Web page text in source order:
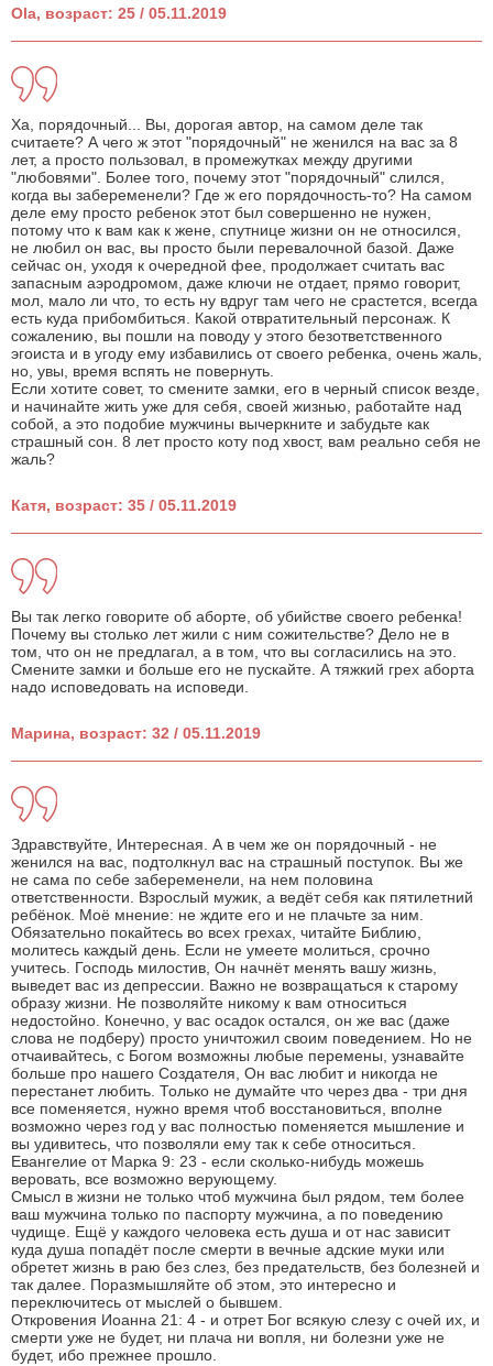
Ola, возраст: 25 / 05.11.2019
Ха, порядочный... Вы, дорогая автор, на самом деле так
считаете? А чего ж этот "порядочный" не женился на вас за 8
лет, а просто пользовал, в промежутках между другими
"любовями". Более того, почему этот "порядочный" слился,
когда вы забеременели? Где ж его порядочность-то? На самом
деле ему просто ребенок этот был совершенно не нужен,
потому что к вам как к жене, спутнице жизни он не относился,
не любил он вас, вы просто были перевалочной базой. Даже
сейчас он, уходя к очередной фее, продолжает считать вас
запасным аэродромом, даже ключи не отдает, прямо говорит,
мол, мало ли что, то есть ну вдруг там чего не срастется, всегда
есть куда прибомбиться. Какой отвратительный персонаж. К
сожалению, вы пошли на поводу у этого безответственного
эгоиста и в угоду ему избавились от своего ребенка, очень жаль,
но, увы, время вспять не повернуть.
Если хотите совет, то смените замки, его в черный список везде,
и начинайте жить уже для себя, своей жизнью, работайте над
собой, а это подобие мужчины вычеркните и забудьте как
страшный сон. 8 лет просто коту под хвост, вам реально себя не
жаль?
Катя, возраст: 35 / 05.11.2019
Вы так легко говорите об аборте, об убийстве своего ребенка!
Почему вы столько лет жили с ним сожительстве? Дело не в
том, что он не предлагал, а в том, что вы согласились на это.
Смените замки и больше его не пускайте. А тяжкий грех аборта
надо исповедовать на исповеди.
Марина, возраст: 32 / 05.11.2019
Здравствуйте, Интересная. А в чем же он порядочный - не
женился на вас, подтолкнул вас на страшный поступок. Вы же
не сама по себе забеременели, на нем половина
ответственности. Взрослый мужик, а ведёт себя как пятилетний
ребёнок. Моё мнение: не ждите его и не плачьте за ним.
Обязательно покайтесь во всех грехах, читайте Библию,
молитесь каждый день. Если не умеете молиться, срочно
учитесь. Господь милостив, Он начнёт менять вашу жизнь,
выведет вас из депрессии. Важно не возвращаться к старому
образу жизни. Не позволяйте никому к вам относиться
недостойно. Конечно, у вас осадок остался, он же вас (даже
слова не подберу) просто уничтожил своим поведением. Но не
отчаивайтесь, с Богом возможны любые перемены, узнавайте
больше про нашего Создателя, Он вас любит и никогда не
перестанет любить. Только не думайте что через два - три дня
все поменяется, нужно время чтоб восстановиться, вполне
возможно через год у вас полностью поменяется мышление и
вы удивитесь, что позволяли ему так к себе относиться.
Евангелие от Марка 9: 23 - если сколько-нибудь можешь
веровать, все возможно верующему.
Смысл в жизни не только чтоб мужчина был рядом, тем более
ваш мужчина только по паспорту мужчина, а по поведению
чудище. Ещё у каждого человека есть душа и от нас зависит
куда душа попадёт после смерти в вечные адские муки или
обретет жизнь в раю без слез, без предательств, без болезней и
так далее. Поразмышляйте об этом, это интересно и
переключитесь от мыслей о бывшем.
Откровения Иоанна 21: 4 - и отрет Бог всякую слезу с очей их, и
смерти уже не будет, ни плача ни вопля, ни болезни уже не
будет, ибо прежнее прошло.